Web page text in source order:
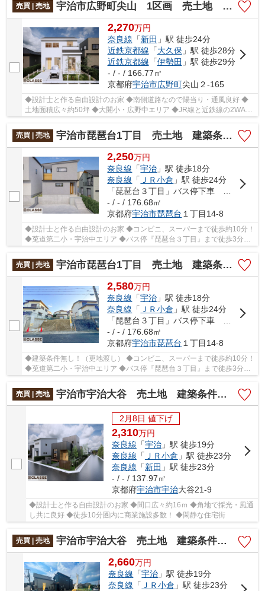
売買 | 売地
宇治市広野町尖山 1区画 売土地 建築条件付き
2,270万円
奈良線 「新田 」駅 徒歩24分
近鉄京都線 「大久保」駅 徒歩28分
近鉄京都線 「伊勢田 」駅 徒歩29分
- / - / 166.77㎡
京都府宇治市広野町尖山２-165
◆設計士と作る自由設計のお家 ◆南側道路なので陽当り・通風良好 ◆
土地面積広々約50坪 ◆大開小・広野中エリア ◆JR線と近鉄線の2WAY
売買 | 売地
宇治市琵琶台1丁目 売土地 建築条件付き
2,250万円
奈良線 「宇治 」駅 徒歩18分
奈良線 「 ＪＲ小倉 」駅 徒歩24分
- / - / 176.68㎡
京都府宇治市琵琶台 １丁目14-8
◆設計士と作る自由設計のお家 ◆コンビニ、スーパーまで徒歩約10分！
◆莵道第二小・宇治中エリア ◆バス停『琵琶台３丁目』まで徒歩3分！
◆閑静な住宅街で住みやすい！
売買 | 売地
宇治市琵琶台1丁目 売土地 建築条件無し
2,580万円
奈良線 「宇治 」駅 徒歩18分
奈良線 「 ＪＲ小倉 」駅 徒歩24分
- / - / 176.68㎡
京都府宇治市琵琶台 １丁目14-8
◆建築条件無し！（更地渡し） ◆コンビニ、スーパーまで徒歩約10分！
◆莵道第二小・宇治中エリア ◆バス停『琵琶台３丁目』まで徒歩3分！
◆閑静な住宅街で住みやすい！
売買 | 売地
宇治市宇治大谷 売土地 建築条件付き
2月8日 値下げ
2,310万円
奈良線 「宇治」駅 徒歩19分
奈良線 「 ＪＲ小倉 」駅 徒歩23分
奈良線 「新田 」駅 徒歩23分
- / - / 137.97㎡
京都府宇治市宇治大谷21-9
◆設計士と作る自由設計のお家 ◆間口広々約16ｍ ◆角地で採光・風通
し共に良好 ◆徒歩10分圏内に商業施設多数！ ◆閑静な住宅街
売買 | 売地 宇治市宇治大谷 売土地 建築条件無し
2,660万円
奈良線 「宇治 」駅 徒歩19分
奈良線 「 ＪＲ小倉 」駅 徒歩23分